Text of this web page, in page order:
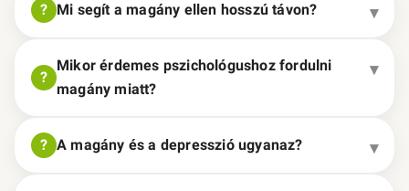
Mi segít a magány ellen hosszú távon?
Mikor érdemes pszichológushoz fordulni
magány miatt?
A magány és a depresszió ugyanaz?